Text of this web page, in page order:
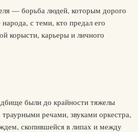
— борьба людей, которым дорого
с теми, кто предал его
корысти, карьеры и личного
были до крайности тяжелы
речами, звуками оркестра,
скопившейся в липах и между